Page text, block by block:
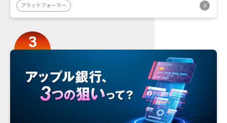
プラットフォーマー